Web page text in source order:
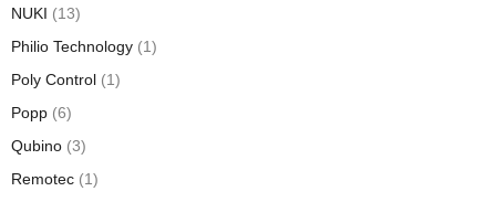
NUKI (13)
Philio Technology (1)
Poly Control (1)
Popp (6)
Qubino (3)
Remotec (1)